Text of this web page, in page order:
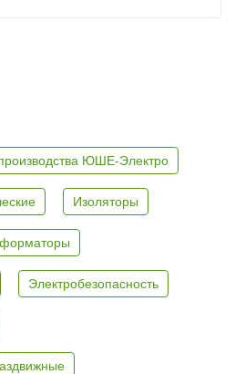
ЮШЕ-Электро
Изоляторы
Электробезопасность